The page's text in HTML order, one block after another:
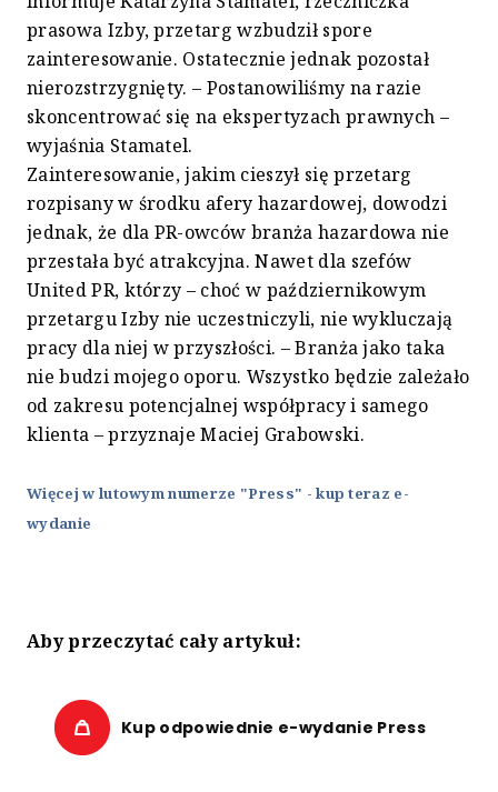
prasowa Izby, przetarg wzbudził spore
zainteresowanie. Ostatecznie jednak pozostał
nierozstrzygnięty. – Postanowiliśmy na razie
skoncentrować się na ekspertyzach prawnych –
wyjaśnia Stamatel.
Zainteresowanie, jakim cieszył się przetarg
rozpisany w środku afery hazardowej, dowodzi
jednak, że dla PR-owców branża hazardowa nie
przestała być atrakcyjna. Nawet dla szefów
United PR, którzy – choć w październikowym
przetargu Izby nie uczestniczyli, nie wykluczają
pracy dla niej w przyszłości. – Branża jako taka
nie budzi mojego oporu. Wszystko będzie zależało
od zakresu potencjalnej współpracy i samego
klienta – przyznaje Maciej Grabowski.
Więcej w lutowym numerze "Press" - kup teraz e-
wydanie
Aby przeczytać cały artykuł:
Kup odpowiednie e-wydanie Press